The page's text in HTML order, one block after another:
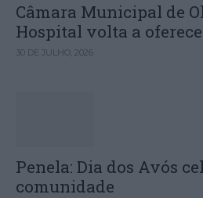
Câmara Municipal de
Hospital volta a
30 DE JULHO, 2026
Penela: Dia dos Avós
comunidade